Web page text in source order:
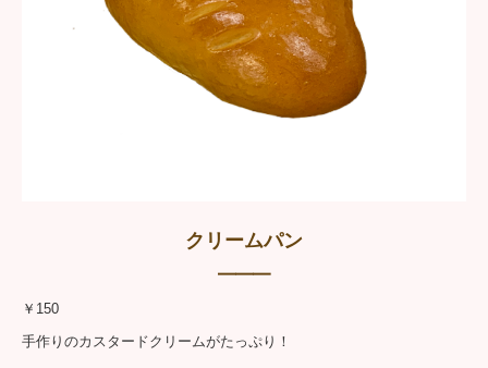
クリームパン
━━━
￥150
手作りのカスタードクリームがたっぷり！